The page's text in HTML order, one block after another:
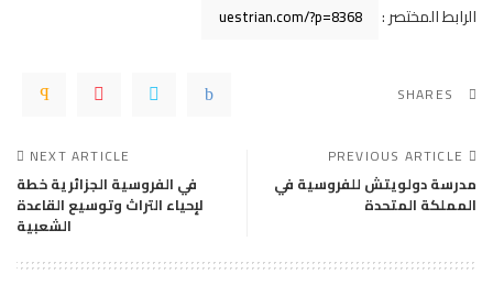
الرابط المختصر :
SHARES
PREVIOUS ARTICLE
مدرسة دولويتش للفروسية في
المملكة المتحدة
NEXT ARTICLE
في الفروسية الجزائرية خطة
لإحياء التراث وتوسيع القاعدة
الشعبية